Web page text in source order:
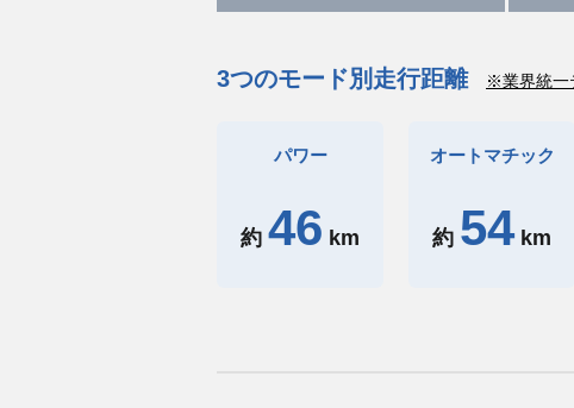
3つのモード別走行距離 ※業界統一
パワー
約 46 km
オートマチック
約 54 km